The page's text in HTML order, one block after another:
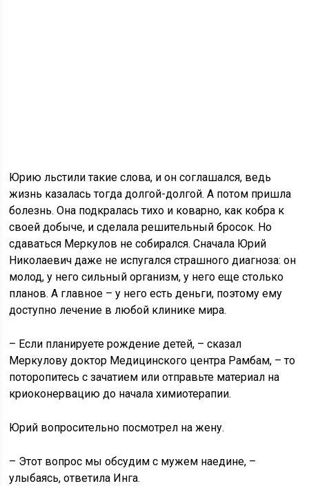
Юрию льстили такие слова, и он соглашался, ведь
жизнь казалась тогда долгой-долгой. А потом пришла
болезнь. Она подкралась тихо и коварно, как кобра к
своей добыче, и сделала решительный бросок. Но
сдаваться Меркулов не собирался. Сначала Юрий
Николаевич даже не испугался страшного диагноза: он
молод, у него сильный организм, у него еще столько
планов. А главное – у него есть деньги, поэтому ему
доступно лечение в любой клинике мира.
– Если планируете рождение детей, – сказал
Меркулову доктор Медицинского центра Рамбам, – то
поторопитесь с зачатием или отправьте материал на
криоконервацию до начала химиотерапии.
Юрий вопросительно посмотрел на жену.
– Этот вопрос мы обсудим с мужем наедине, –
улыбаясь, ответила Инга.